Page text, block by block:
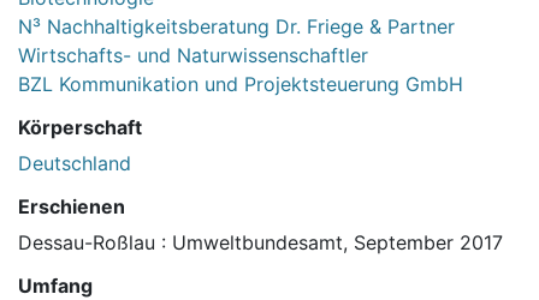
N³ Nachhaltigkeitsberatung Dr. Friege & Partner
Wirtschafts- und Naturwissenschaftler
BZL Kommunikation und Projektsteuerung GmbH
Körperschaft
Deutschland
Erschienen
Dessau-Roßlau : Umweltbundesamt, September 2017
Umfang